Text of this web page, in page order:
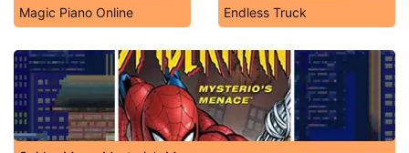
Magic Piano Online Endless Truck